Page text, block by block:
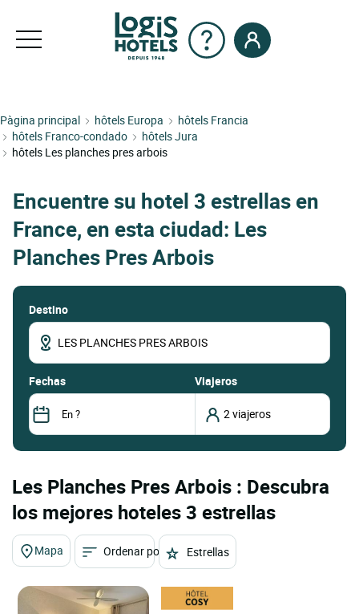
Pàgina principal hôtels Europa
hôtels Francia
hôtels Franco-condado
hôtels Jura
hôtels Les planches pres arbois
Encuentre su hotel 3 estrellas en
France, en esta ciudad: Les
Planches Pres Arbois
Destino
fechas Viajeros
Les Planches Pres Arbois : Descubra
los mejores hoteles 3 estrellas
Mapa Ordenar por Estrellas